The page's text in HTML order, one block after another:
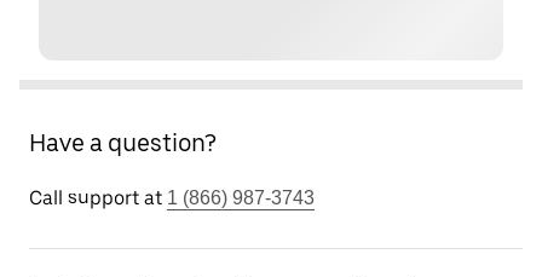
Have a question?
Call support at 1 (866) 987-3743